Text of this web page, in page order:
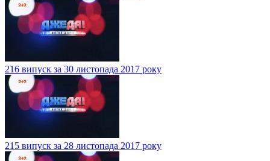
216 випуск за 30 листопада 2017 року
215 випуск за 28 листопада 2017 року